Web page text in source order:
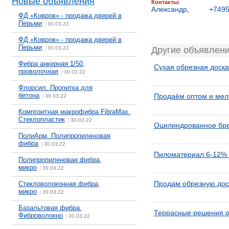
ФД «Ковров» - продажа дверей в
Перьми
30.03.22
ФД «Ковров» - продажа дверей в
Перьми
30.03.22
Фибра анкерная 1/50,
проволочная
30.03.22
Флорсил. Пропитка для
бетона| 30.03.22
Композитная макрофибра FibraMax.
Стеклопластик
30.03.22
ПолиАрм. Полипропиленовая
фибра| 30.03.22
Полипропиленовая фибра,
микро
30.03.22
Стекловолоконная фибра,
микро
30.03.22
Базальтовая фибра.
Фиброволокно
30.03.22
Контакты:
Александр
Другие
Сухая обрезная
Продаём оптом и
Оцилиндрованное
Пиломатериал 6-12%
Продам обрезную
Террасные решения